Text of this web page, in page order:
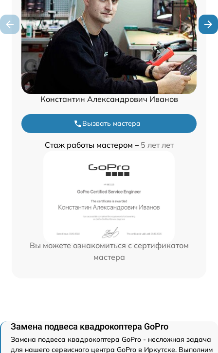
Константин Александрович Иванов
Вызвать мастера
Стаж работы мастером – 5 лет лет
Вы можете ознакомиться с сертификатом
мастера
Замена подвеса квадрокоптера GoPro
Замена подвеса квадрокоптера GoPro - несложная задача
для нашего сервисного центра GoPro в Иркутске. Выполним